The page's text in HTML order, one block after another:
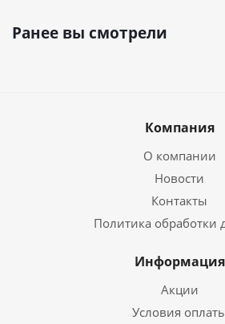
Ранее вы смотрели
Компания
О компании
Новости
Контакты
Политика обработки
Информация
Акции
Условия